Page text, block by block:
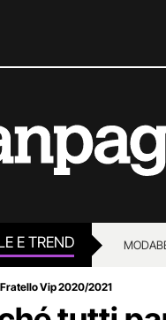
E TREND MODA
Vip 2020/2021